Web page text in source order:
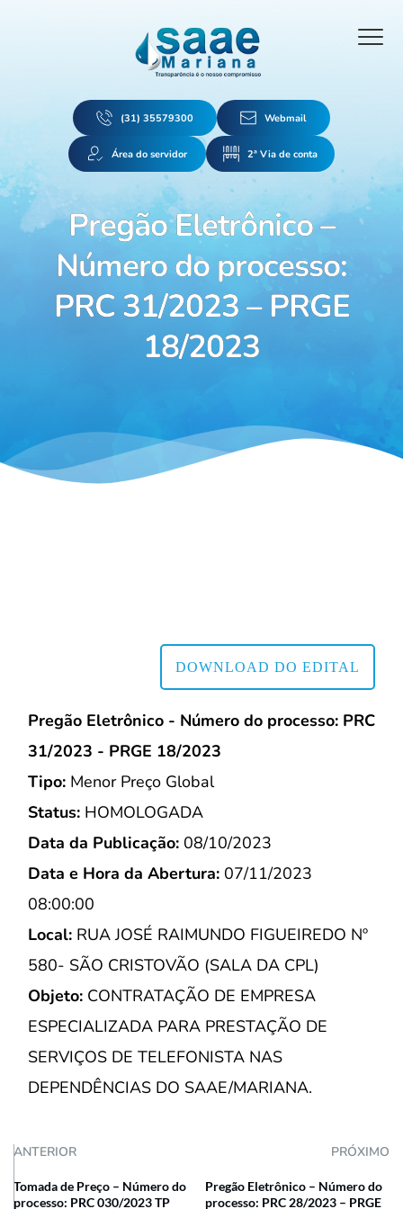
(31) 35579300 Webmail
Área do servidor 2ª Via de conta
Pregão Eletrônico –
Número do processo:
PRC 31/2023 – PRGE
18/2023
DOWNLOAD DO EDITAL
Pregão Eletrônico - Número do processo: PRC
31/2023 - PRGE 18/2023
Tipo: Menor Preço Global
Status: HOMOLOGADA
Data da Publicação: 08/10/2023
Data e Hora da Abertura: 07/11/2023
08:00:00
Local: RUA JOSÉ RAIMUNDO FIGUEIREDO Nº
580- SÃO CRISTOVÃO (SALA DA CPL)
Objeto: CONTRATAÇÃO DE EMPRESA
ESPECIALIZADA PARA PRESTAÇÃO DE
SERVIÇOS DE TELEFONISTA NAS
DEPENDÊNCIAS DO SAAE/MARIANA.
ANTERIOR PRÓXIMO
Tomada de Preço – Número do
processo: PRC 030/2023 TP
Pregão Eletrônico – Número do
processo: PRC 28/2023 – PRGE